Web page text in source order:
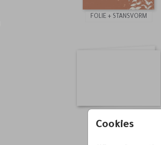
Cookies
FOLIE + STANSVORM